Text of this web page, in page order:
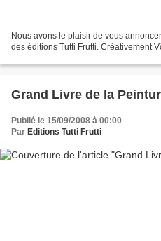
Nous avons le plaisir de vous
des éditions Tutti Frutti. Créativement
Grand Livre de la
Publié le 15/09/2008 à 00:00
Par Editions Tutti Frutti